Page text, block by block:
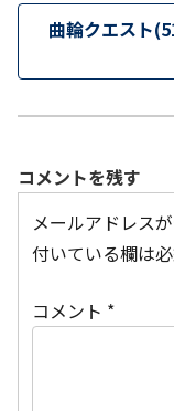
曲輪クエスト
コメントを残す
メールアドレス
付いている欄は
コメント *